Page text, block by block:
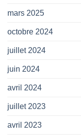
mars 2025
octobre 2024
juillet 2024
juin 2024
avril 2024
juillet 2023
avril 2023